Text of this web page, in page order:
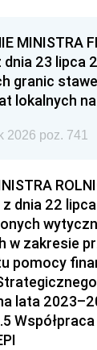
MINISTRA
dnia 23 lipca
granic
lokalnych
2026 poz. 741
z dnia 22
w zakresie
pomocy
lata
Współpraca